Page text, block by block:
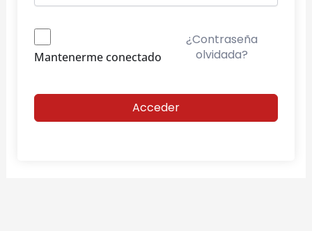
Mantenerme conectado
¿Contraseña
olvidada?
Acceder